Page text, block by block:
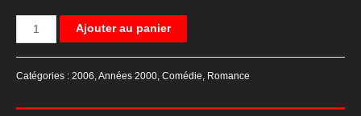
quantité
de
Prête-
moi
Ajouter au panier
Catégories : 2006,Années 2000, Comédie, Romance